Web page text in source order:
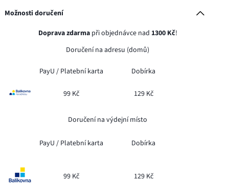
Možnosti doručení
Doprava zdarmapři objednávce nad 1300 Kč!
Doručení na adresu (domů)
PayU / Platební karta Dobírka
99 Kč 129 Kč
Doručení na výdejní místo
PayU / Platební karta Dobírka
99 Kč 129 Kč